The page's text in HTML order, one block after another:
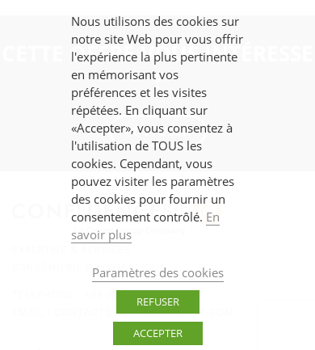
CETTE OFFRE VOUS INTÉRESSE
?
POSTULER
D’INGÉNIERIE INFORMATIQUE
+33 (0)5.61.52.81.56
CONTACT@CONFLUENCES-IT.COM
Nous utilisons des cookies sur
notre site Web pour vous offrir
l'expérience la plus pertinente
en mémorisant vos
préférences et les visites
répétées. En cliquant sur
«Accepter», vous consentez à
l'utilisation de TOUS les
cookies. Cependant, vous
pouvez visiter les paramètres
des cookies pour fournir un
consentement contrôlé. En
savoir plus
Paramètres des cookies
REFUSER
ACCEPTER